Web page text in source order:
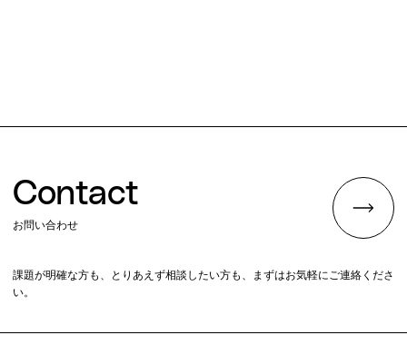
Contact
お問い合わせ
課題が明確な方も、とりあえず相談したい方も、まずはお気軽にご連絡くださ
い。